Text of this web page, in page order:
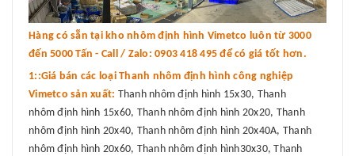
Hàng có sẵn tại kho nhôm định hình Vimetco luôn từ 3000
đến 5000 Tấn - Call / Zalo: 0903 418 495 để có giá tốt hơn.
1::Giá bán các loại Thanh nhôm định hình công nghiệp
Vimetco sản xuất: Thanh nhôm định hình 15x30, Thanh
nhôm định hình 15x60, Thanh nhôm định hình 20x20, Thanh
nhôm định hình 20x40, Thanh nhôm định hình 20x40A, Thanh
nhôm định hình 20x60, Thanh nhôm định hình30x30, Thanh